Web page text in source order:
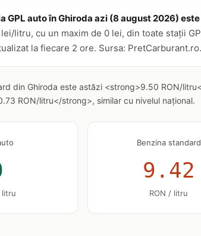
GPL auto în Ghiroda azi (8 august 2026)
litru, cu un maxim de 0 lei, din toate stații
la fiecare 2 ore. Sursa: PretCarburant.ro.
din Ghiroda este astăzi <strong>9.50 RON/
RON/litru</strong>, similar cu nivelul național.
litru
Benzina standard
9.42
RON / litru